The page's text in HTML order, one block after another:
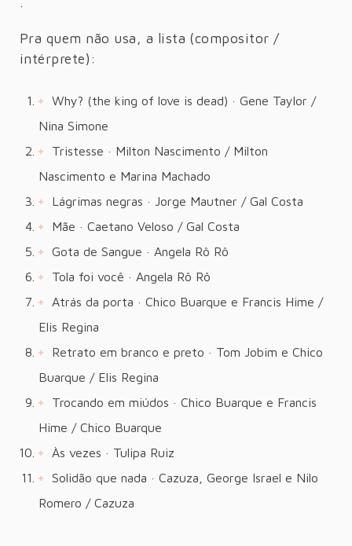
·
Pra quem não usa, a lista (compositor /
intérprete):
Why? (the king of love is dead) · Gene Taylor /
Nina Simone
Tristesse · Milton Nascimento / Milton
Nascimento e Marina Machado
Lágrimas negras · Jorge Mautner / Gal Costa
Mãe · Caetano Veloso / Gal Costa
Gota de Sangue · Angela Rô Rô
Tola foi você · Angela Rô Rô
Atrás da porta · Chico Buarque e Francis Hime /
Elis Regina
Retrato em branco e preto · Tom Jobim e Chico
Buarque / Elis Regina
Trocando em miúdos · Chico Buarque e Francis
Hime / Chico Buarque
Às vezes · Tulipa Ruiz
Solidão que nada · Cazuza, George Israel e Nilo
Romero / Cazuza